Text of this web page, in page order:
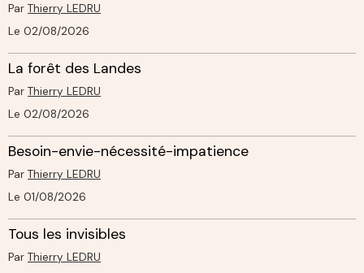
Par Thierry LEDRU
Le 02/08/2026
La forêt des Landes
Par Thierry LEDRU
Le 02/08/2026
Besoin-envie-nécessité-impatience
Par Thierry LEDRU
Le 01/08/2026
Tous les invisibles
Par Thierry LEDRU